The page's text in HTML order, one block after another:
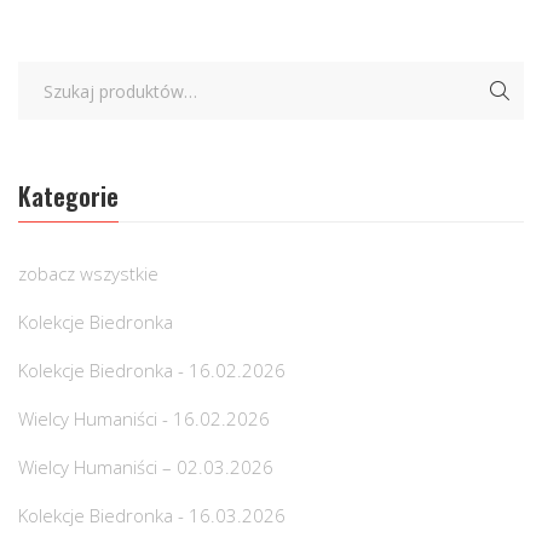
Kategorie
zobacz wszystkie
Kolekcje Biedronka
Kolekcje Biedronka - 16.02.2026
Wielcy Humaniści - 16.02.2026
Wielcy Humaniści – 02.03.2026
Kolekcje Biedronka - 16.03.2026